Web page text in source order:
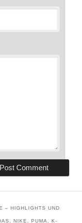
– HIGHLIGHTS UND
NIKE, PUMA, K-